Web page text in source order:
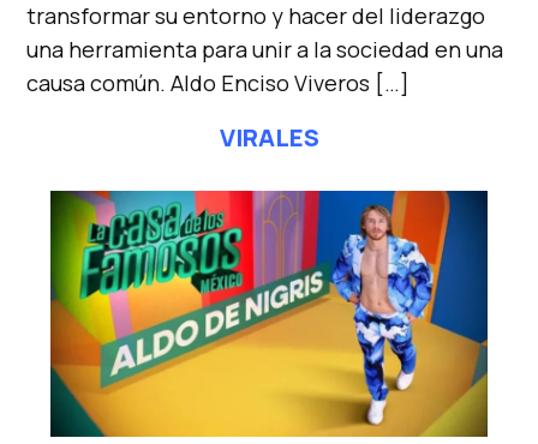
transformar su entorno y hacer del liderazgo
una herramienta para unir a la sociedad en una
causa común. Aldo Enciso Viveros […]
VIRALES